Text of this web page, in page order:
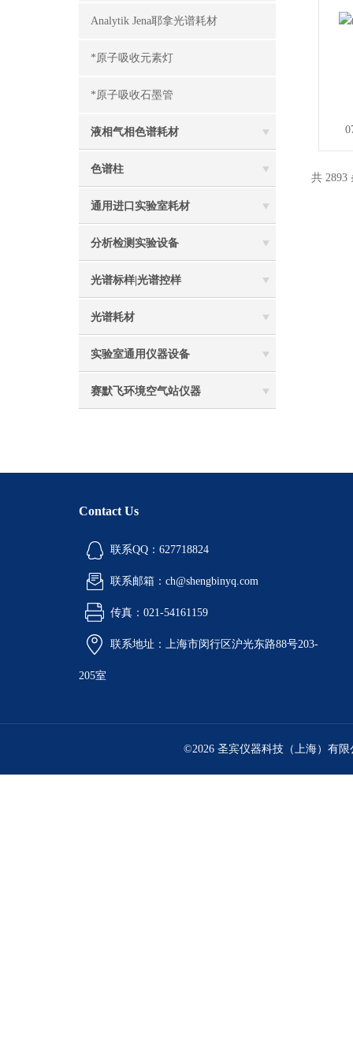
Analytik Jena耶拿光谱耗材
*原子吸收元素灯
*原子吸收石墨管
液相气相色谱耗材
色谱柱
通用进口实验室耗材
分析检测实验设备
光谱标样|光谱控样
光谱耗材
实验室通用仪器设备
赛默飞环境空气站仪器
共 2893
Contact Us
联系QQ：627718824
联系邮箱：ch@shengbinyq.com
传真：021-54161159
联系地址：上海市闵行区沪光东路88号203-
205室
©2026 圣宾仪器科技（上海）有